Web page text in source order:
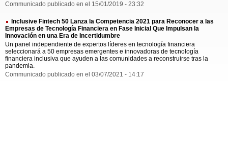
Communicado publicado en el 15/01/2019 - 23:32
Inclusive Fintech 50 Lanza la Competencia 2021 para Reconocer a las
Empresas de Tecnología Financiera en Fase Inicial Que Impulsan la
Innovación en una Era de Incertidumbre
Un panel independiente de expertos líderes en tecnología financiera
seleccionará a 50 empresas emergentes e innovadoras de tecnología
financiera inclusiva que ayuden a las comunidades a reconstruirse tras la
pandemia.
Communicado publicado en el 03/07/2021 - 14:17